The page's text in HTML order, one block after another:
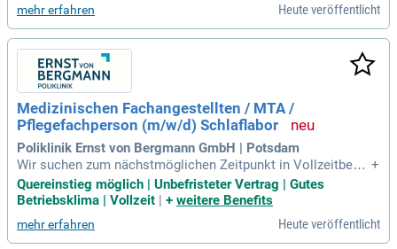
mehr erfahren Heute veröffentlicht
Medizinischen Fachangestellten / MTA /
Pflegefachperson (m/w/d) Schlaflabor
Poliklinik Ernst von Bergmann GmbH | Potsdam
Wir suchen zum nächstmöglichen Zeitpunkt in Vollzeitbesc
häftigung für den Einsatz in unserem Schlaflabor: Medizinis
chen Fachangestellten (m/w/d) / MTA (m/w/d) / Pflegefach
h: Schlafmedizin; Berufserfahrung
+
Quereinstieg möglich | Unbefristeter Vertrag | Gutes
Betriebsklima | Vollzeit | + weitere Benefits
mehr erfahren Heute veröffentlicht